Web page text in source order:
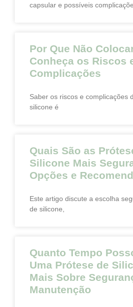
capsular e possíveis
Por Que Não
Conheça os Riscos
Complicações
Saber os riscos e complicações
silicone é
Quais São as
Silicone Mais
Opções e
Este artigo discute a escolha
de silicone,
Quanto Tempo
Uma Prótese de
Mais Sobre
Manutenção